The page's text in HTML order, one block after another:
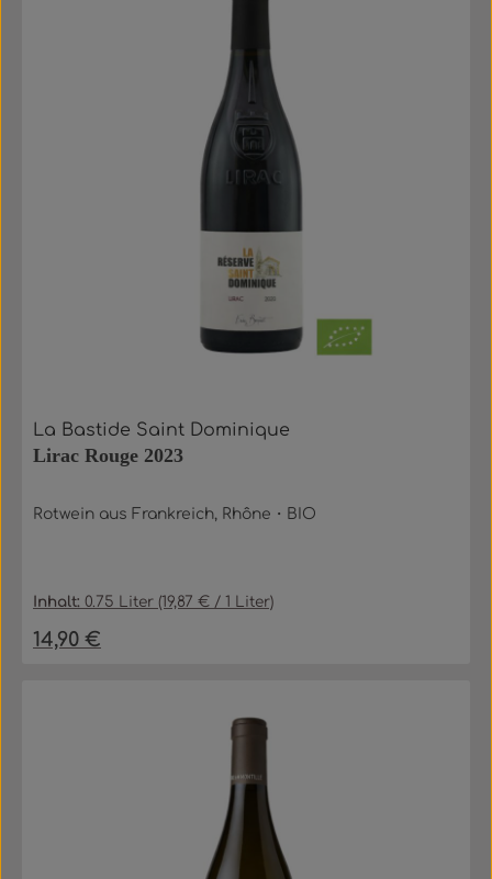
La Bastide Saint Dominique
Lirac Rouge 2023
Rotwein aus Frankreich, Rhône・BIO
Inhalt:0.75 Liter (19,87 € / 1 Liter)
Regulärer Preis:
14,90 €